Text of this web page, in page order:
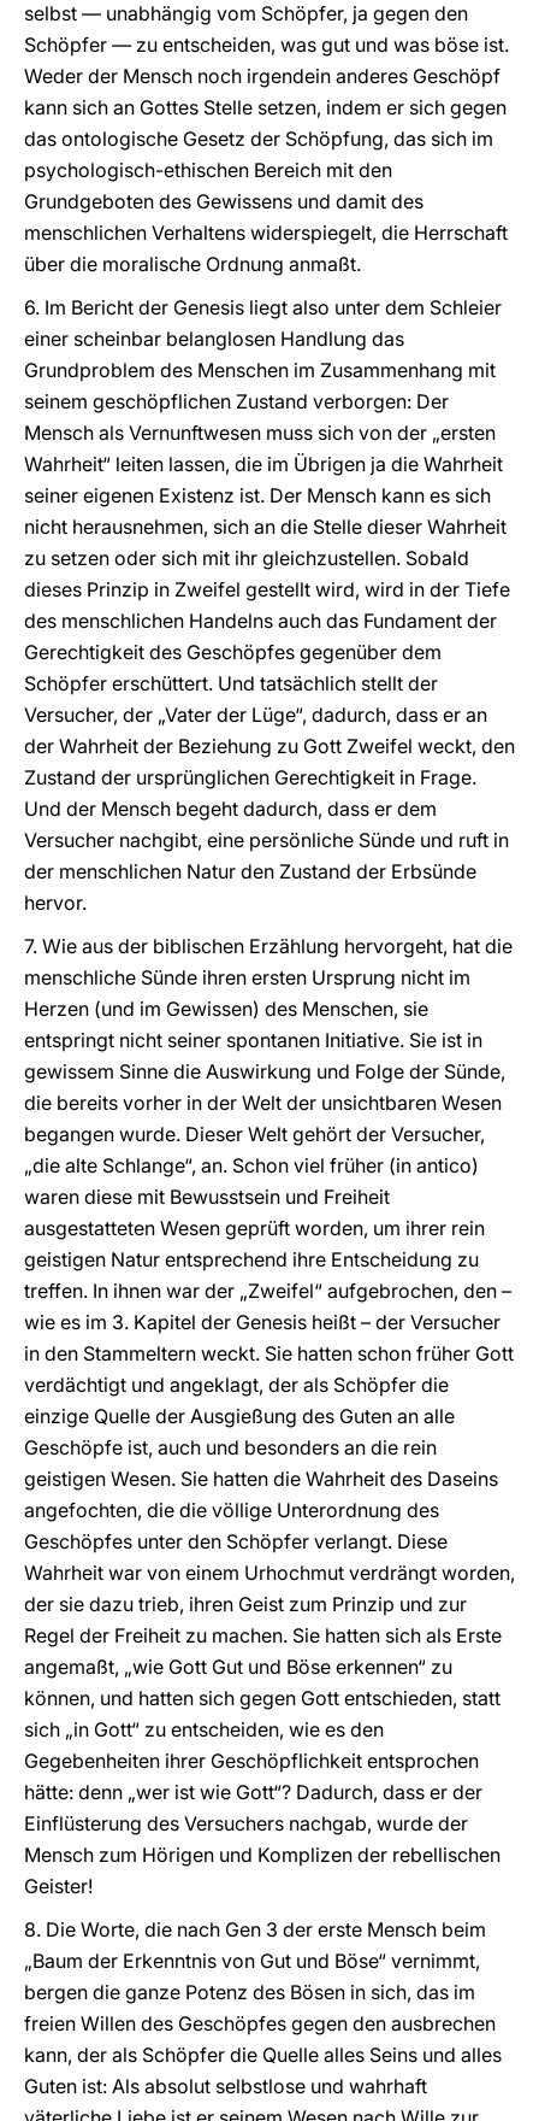
selbst — unabhängig vom Schöpfer, ja gegen den
Schöpfer — zu entscheiden, was gut und was böse ist.
Weder der Mensch noch irgendein anderes Geschöpf
kann sich an Gottes Stelle setzen, indem er sich gegen
das ontologische Gesetz der Schöpfung, das sich im
psychologisch-ethischen Bereich mit den
Grundgeboten des Gewissens und damit des
menschlichen Verhaltens widerspiegelt, die Herrschaft
über die moralische Ordnung anmaßt.
6. Im Bericht der Genesis liegt also unter dem Schleier
einer scheinbar belanglosen Handlung das
Grundproblem des Menschen im Zusammenhang mit
seinem geschöpflichen Zustand verborgen: Der
Mensch als Vernunftwesen muss sich von der „ersten
Wahrheit“ leiten lassen, die im Übrigen ja die Wahrheit
seiner eigenen Existenz ist. Der Mensch kann es sich
nicht herausnehmen, sich an die Stelle dieser Wahrheit
zu setzen oder sich mit ihr gleichzustellen. Sobald
dieses Prinzip in Zweifel gestellt wird, wird in der Tiefe
des menschlichen Handelns auch das Fundament der
Gerechtigkeit des Geschöpfes gegenüber dem
Schöpfer erschüttert. Und tatsächlich stellt der
Versucher, der „Vater der Lüge“, dadurch, dass er an
der Wahrheit der Beziehung zu Gott Zweifel weckt, den
Zustand der ursprünglichen Gerechtigkeit in Frage.
Und der Mensch begeht dadurch, dass er dem
Versucher nachgibt, eine persönliche Sünde und ruft in
der menschlichen Natur den Zustand der Erbsünde
hervor.
7. Wie aus der biblischen Erzählung hervorgeht, hat die
menschliche Sünde ihren ersten Ursprung nicht im
Herzen (und im Gewissen) des Menschen, sie
entspringt nicht seiner spontanen Initiative. Sie ist in
gewissem Sinne die Auswirkung und Folge der Sünde,
die bereits vorher in der Welt der unsichtbaren Wesen
begangen wurde. Dieser Welt gehört der Versucher,
„die alte Schlange“, an. Schon viel früher (in antico)
waren diese mit Bewusstsein und Freiheit
ausgestatteten Wesen geprüft worden, um ihrer rein
geistigen Natur entsprechend ihre Entscheidung zu
treffen. In ihnen war der „Zweifel“ aufgebrochen, den –
wie es im 3. Kapitel der Genesis heißt – der Versucher
in den Stammeltern weckt. Sie hatten schon früher Gott
verdächtigt und angeklagt, der als Schöpfer die
einzige Quelle der Ausgießung des Guten an alle
Geschöpfe ist, auch und besonders an die rein
geistigen Wesen. Sie hatten die Wahrheit des Daseins
angefochten, die die völlige Unterordnung des
Geschöpfes unter den Schöpfer verlangt. Diese
Wahrheit war von einem Urhochmut verdrängt worden,
der sie dazu trieb, ihren Geist zum Prinzip und zur
Regel der Freiheit zu machen. Sie hatten sich als Erste
angemaßt, „wie Gott Gut und Böse erkennen“ zu
können, und hatten sich gegen Gott entschieden, statt
sich „in Gott“ zu entscheiden, wie es den
Gegebenheiten ihrer Geschöpflichkeit entsprochen
hätte: denn „wer ist wie Gott“? Dadurch, dass er der
Einflüsterung des Versuchers nachgab, wurde der
Mensch zum Hörigen und Komplizen der rebellischen
Geister!
8. Die Worte, die nach Gen 3 der erste Mensch beim
„Baum der Erkenntnis von Gut und Böse“ vernimmt,
bergen die ganze Potenz des Bösen in sich, das im
freien Willen des Geschöpfes gegen den ausbrechen
kann, der als Schöpfer die Quelle alles Seins und alles
Guten ist: Als absolut selbstlose und wahrhaft